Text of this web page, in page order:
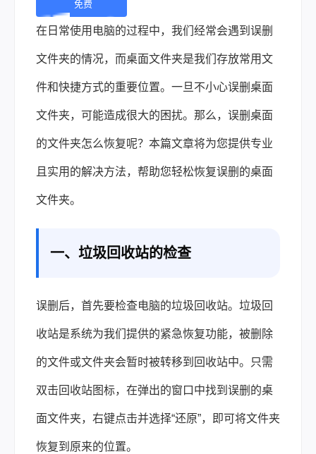
免费
下
载 |
在日常使用电脑的过程中，我们经常会遇到误删
文件夹的情况，而桌面文件夹是我们存放常用文
件和快捷方式的重要位置。一旦不小心误删桌面
文件夹，可能造成很大的困扰。那么，误删桌面
的文件夹怎么恢复呢？本篇文章将为您提供专业
且实用的解决方法，帮助您轻松恢复误删的桌面
文件夹。
一、垃圾回收站的检查
误删后，首先要检查电脑的垃圾回收站。垃圾回
收站是系统为我们提供的紧急恢复功能，被删除
的文件或文件夹会暂时被转移到回收站中。只需
双击回收站图标，在弹出的窗口中找到误删的桌
面文件夹，右键点击并选择“还原”，即可将文件夹
恢复到原来的位置。